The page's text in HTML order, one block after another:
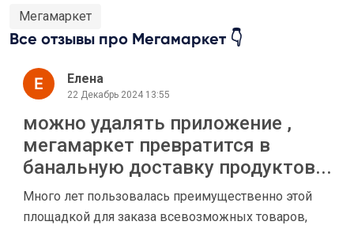
Мегамаркет
Все отзывы про Мегамаркет 👇
Елена
22 Декабрь 2024 13:55
можно удалять приложение ,
мегамаркет превратится в
банальную доставку продуктов...
Много лет пользовалась преимущественно этой
площадкой для заказа всевозможных товаров,